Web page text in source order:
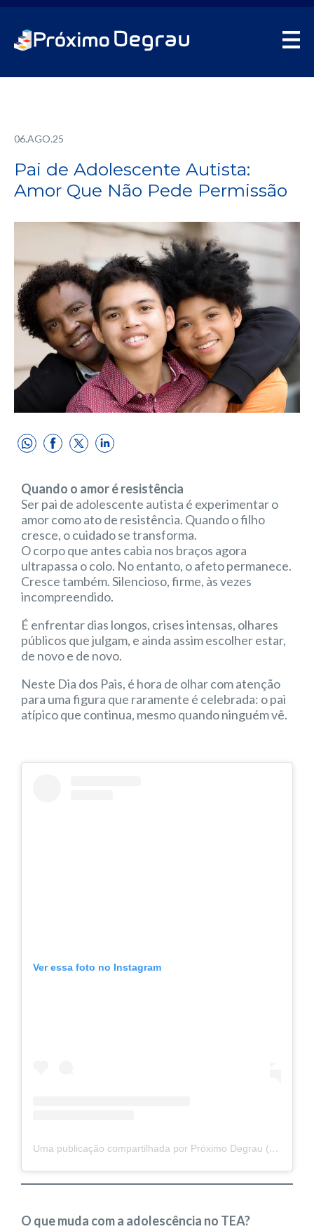
06.AGO.25
Pai de Adolescente Autista:
Amor Que Não Pede Permissão
Quando o amor é resistência
Ser pai de adolescente autista é experimentar o
amor como ato de resistência. Quando o filho
cresce, o cuidado se transforma.
O corpo que antes cabia nos braços agora
ultrapassa o colo. No entanto, o afeto permanece.
Cresce também. Silencioso, firme, às vezes
incompreendido.
É enfrentar dias longos, crises intensas, olhares
públicos que julgam, e ainda assim escolher estar,
de novo e de novo.
Neste Dia dos Pais, é hora de olhar com atenção
para uma figura que raramente é celebrada: o pai
atípico que continua, mesmo quando ninguém vê.
Ver essa foto no Instagram
Uma publicação compartilhada por Próximo Degrau (@proximo.degrau)
O que muda com a adolescência no TEA?